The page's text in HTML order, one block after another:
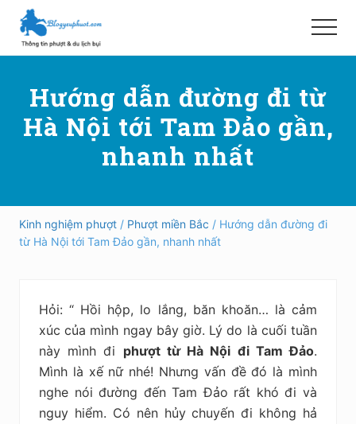
Menu
Skip
main
qua
primary
Hướng
phượt,
du
lịch
và
ngoài
nước
an
nghiệm,
kiệm
Menu
Hướng dẫn đường đi từ
Hà Nội tới Tam Đảo gần,
nhanh nhất
Kinh nghiệm phượt / Phượt miền Bắc / Hướng dẫn đường đi
từ Hà Nội tới Tam Đảo gần, nhanh nhất
Hỏi: “ Hồi hộp, lo lắng, băn khoăn… là cảm
xúc của mình ngay bây giờ. Lý do là cuối tuần
này mình đi phượt từ Hà Nội đi Tam Đảo.
Mình là xế nữ nhé! Nhưng vấn đề đó là mình
nghe nói đường đến Tam Đảo rất khó đi và
nguy hiểm. Có nên hủy chuyến đi không hả